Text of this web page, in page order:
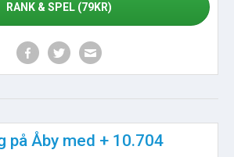
RANK & SPEL (79KR)
på Åby med + 10.704